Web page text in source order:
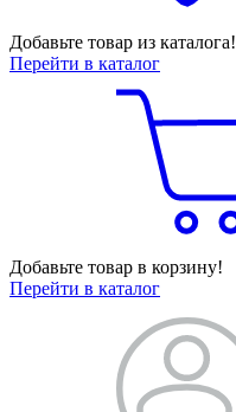
Добавьте товар из каталога!
Перейти в каталог
Добавьте товар в корзину!
Перейти в каталог